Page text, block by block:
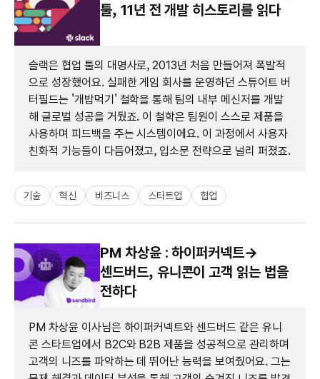
툴, 11년 전 개발 히스토리를 읽다
슬랙은 협업 툴의 대명사로, 2013년 처음 만들어져 폭발적
으로 성장했어요. 실패한 게임 회사를 운영하던 스튜어트 버
터필드는 '개밥먹기' 철학을 통해 팀의 내부 메신저를 개발
해 글로벌 성공을 거뒀죠. 이 철학은 팀원이 스스로 제품을
사용하며 피드백을 주는 시스템이에요. 이 과정에서 사용자
친화적 기능들이 다듬어졌고, 입소문 전략으로 널리 퍼졌죠.
기술 혁신 비즈니스 스타트업 협업
PM 차상윤 : 하이퍼커넥트→
센드버드, 유니콘이 고객 읽는 법을
전하다
PM 차상윤 이사님은 하이퍼커넥트와 센드버드 같은 유니
콘 스타트업에서 B2C와 B2B 제품을 성공적으로 관리하며
고객의 니즈를 파악하는 데 뛰어난 능력을 보여줬어요. 그는